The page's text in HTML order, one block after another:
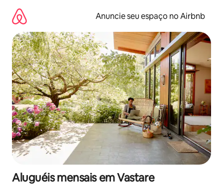
para
conteúdo
Anuncie seu espaço no Airbnb
Aluguéis mensais em Vastare